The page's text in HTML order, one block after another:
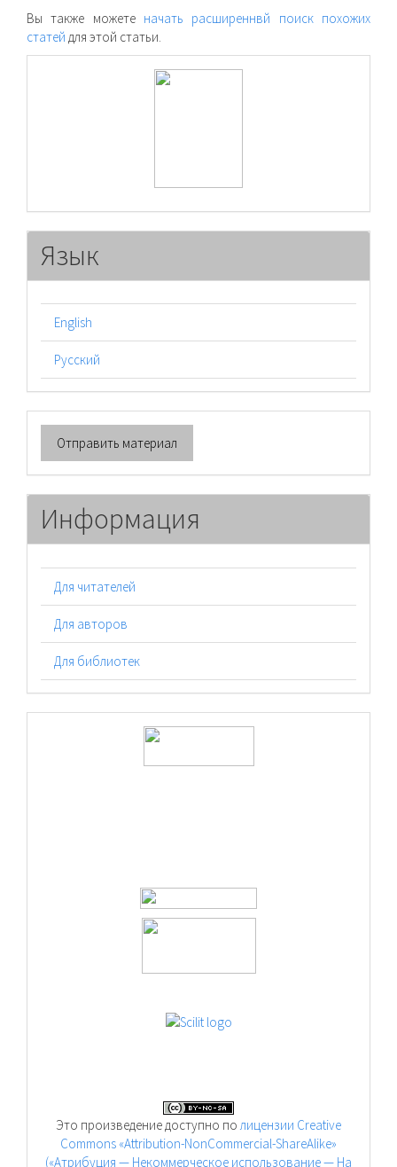
Вы также можете начать расширеннвй поиск похожих
статей для этой статьи.
Язык
English
Русский
Отправить
материал
Отправить материал
Информация
Для читателей
Для авторов
Для библиотек
Это произведение доступно по лицензии Creative
Commons «Attribution-NonCommercial-ShareAlike»
(«Атрибуция — Некоммерческое использование — На